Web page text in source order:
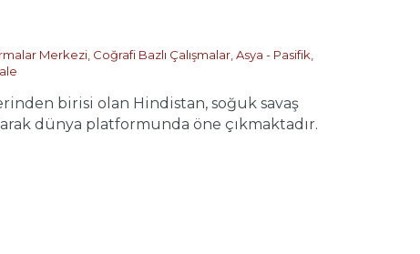
Merkezi Coğrafi Bazlı Çalışmalar Asya - Pasifik
birisi olan Hindistan, soğuk savaş
dünya platformunda öne çıkmaktadır.